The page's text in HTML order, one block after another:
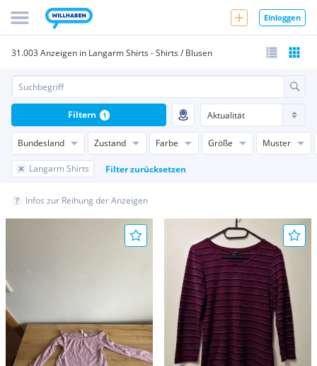
Einloggen
31.003 Anzeigen in Langarm Shirts - Shirts / Blusen
Bundesland Zustand Farbe Größe Muster
Langarm Shirts Filter zurücksetzen
Filtern 1
Infos zur Reihung der Anzeigen